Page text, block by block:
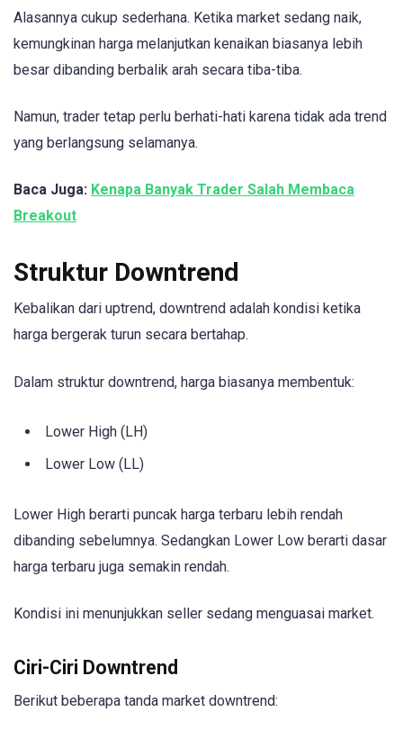
Alasannya cukup sederhana. Ketika market sedang naik,
kemungkinan harga melanjutkan kenaikan biasanya lebih
besar dibanding berbalik arah secara tiba-tiba.
Namun, trader tetap perlu berhati-hati karena tidak ada trend
yang berlangsung selamanya.
Baca Juga: Kenapa Banyak Trader Salah Membaca
Breakout
Struktur Downtrend
Kebalikan dari uptrend, downtrend adalah kondisi ketika
harga bergerak turun secara bertahap.
Dalam struktur downtrend, harga biasanya membentuk:
Lower High (LH)
Lower Low (LL)
Lower High berarti puncak harga terbaru lebih rendah
dibanding sebelumnya. Sedangkan Lower Low berarti dasar
harga terbaru juga semakin rendah.
Kondisi ini menunjukkan seller sedang menguasai market.
Ciri-Ciri Downtrend
Berikut beberapa tanda market downtrend: